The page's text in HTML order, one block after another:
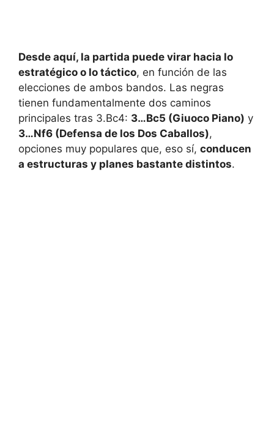
Desde aquí, la partida puede virar hacia lo
estratégico o lo táctico, en función de las
elecciones de ambos bandos. Las negras
tienen fundamentalmente dos caminos
principales tras 3.Bc4: 3…Bc5 (Giuoco Piano) y
3…Nf6 (Defensa de los Dos Caballos),
opciones muy populares que, eso sí, conducen
a estructuras y planes bastante distintos.